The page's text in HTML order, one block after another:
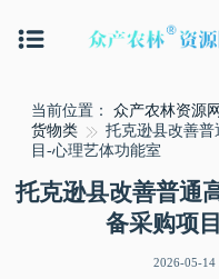
当前位置： 众产农林资源网
货物类
托克逊县改善
目-心理艺体功能室
托克逊县改善普通
备采购项
2026-05-